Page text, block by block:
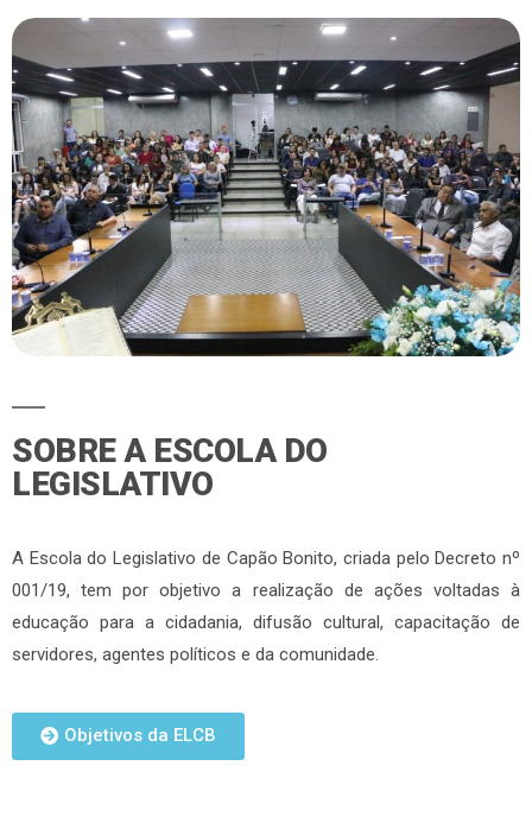
SOBRE A ESCOLA DO
LEGISLATIVO
A Escola do Legislativo de Capão Bonito, criada pelo Decreto nº
001/19, tem por objetivo a realização de ações voltadas à
educação para a cidadania, difusão cultural, capacitação de
servidores, agentes políticos e da comunidade.
Objetivos da ELCB